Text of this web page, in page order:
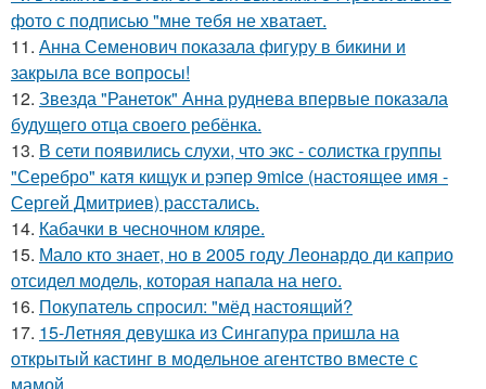
фото с подписью "мне тебя не хватает.
11. Анна Семенович показала фигуру в бикини и
закрыла все вопросы!
12. Звезда "Ранеток" Анна руднева впервые показала
будущего отца своего ребёнка.
13. В сети появились слухи, что экс - солистка группы
"Серебро" катя кищук и рэпер 9mice (настоящее имя -
Сергей Дмитриев) расстались.
14. Кабачки в чесночном кляре.
15. Мало кто знает, но в 2005 году Леонардо ди каприо
отсидел модель, которая напала на него.
16. Покупатель спросил: "мёд настоящий?
17. 15-Летняя девушка из Сингапура пришла на
открытый кастинг в модельное агентство вместе с
мамой.